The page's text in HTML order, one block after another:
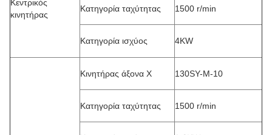
Κεντρικός
κινητήρας
Κατηγορία ταχύτητας 1500 r/min
Κατηγορία ισχύος 4KW
Κινητήρας άξονα Χ 130SY-M-10
Κατηγορία ταχύτητας 1500 r/min